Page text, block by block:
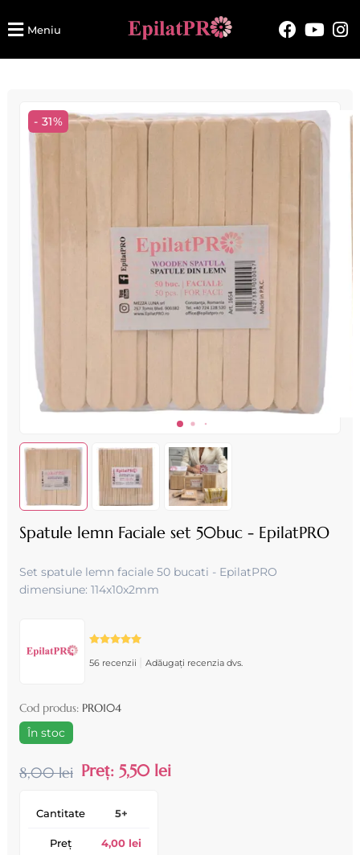
Meniu
- 31%
Spatule lemn Faciale set 50buc - EpilatPRO
Set spatule lemn faciale 50 bucati - EpilatPRO
dimensiune: 114x10x2mm
56 recenzii Adăugați recenzia dvs.
Cod produs: PRO104
În stoc
8,00 lei Preț: 5,50 lei
Cantitate 5+
Preț 4,00 lei